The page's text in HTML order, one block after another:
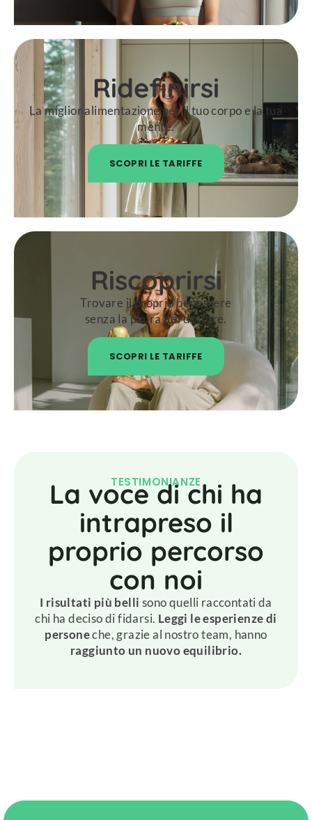
Ridefinirsi
La miglior alimentazione per il tuo corpo e la tua
mente.
SCOPRI LE TARIFFE
Riscoprirsi
Trovare il proprio benessere
senza la paura del dottore.
SCOPRI LE TARIFFE
TESTIMONIANZE
La voce di chi ha
intrapreso il
proprio percorso
con noi
I risultati più belli sono quelli raccontati da
chi ha deciso di fidarsi. Leggi le esperienze di
personeche, grazie al nostro team, hanno
raggiunto un nuovo equilibrio.